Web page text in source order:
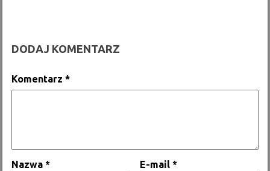
DODAJ KOMENTARZ
Komentarz*
Nazwa* E-mail*